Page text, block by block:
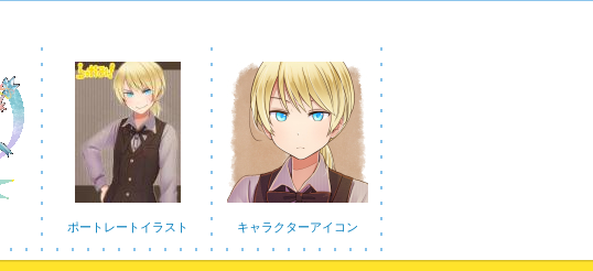
ポートレートイラスト キャラクターアイコン